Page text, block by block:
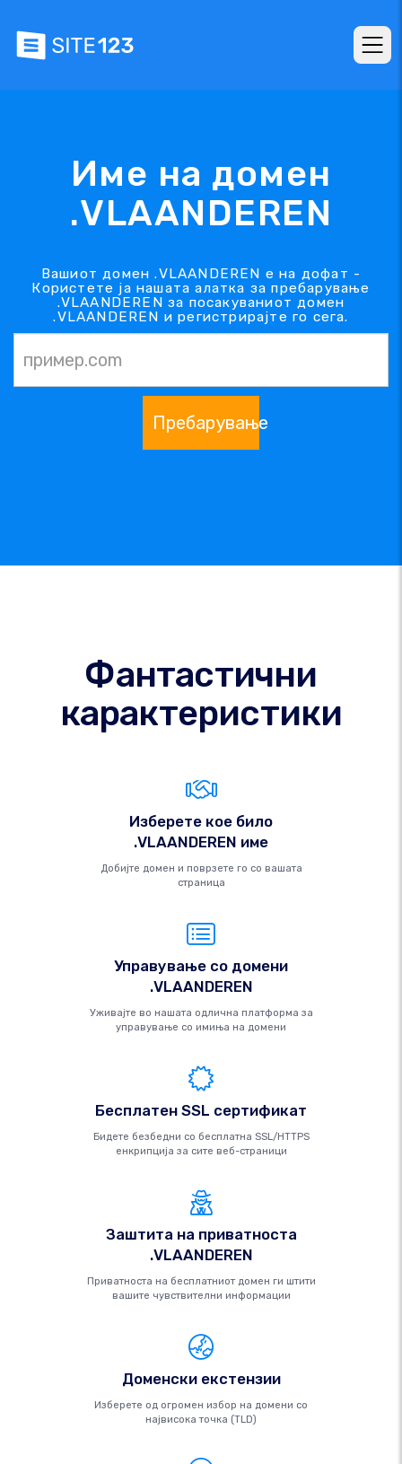
Име на домен
.VLAANDEREN
Вашиот домен .VLAANDEREN е на дофат -
Користете ја нашата алатка за пребарување
.VLAANDEREN за посакуваниот домен
.VLAANDEREN и регистрирајте го сега.
Пребарување
Фантастични
карактеристики
Изберете кое било
.VLAANDEREN име
Добијте домен и поврзете го со вашата
страница
Управување со домени
.VLAANDEREN
Уживајте во нашата одлична платформа за
управување со имиња на домени
Бесплатен SSL сертификат
Бидете безбедни со бесплатна SSL/HTTPS
енкрипција за сите веб-страници
Заштита на приватноста
.VLAANDEREN
Приватноста на бесплатниот домен ги штити
вашите чувствителни информации
Доменски екстензии
Изберете од огромен избор на домени со
највисока точка (TLD)